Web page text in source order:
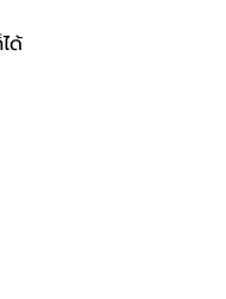
ด้